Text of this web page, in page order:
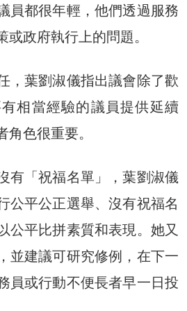
員都很年輕，他們透過服務
政府執行上的問題。
，葉劉淑儀指出議會除了歡
相當經驗的議員提供延續
色很重要。
有「祝福名單」，葉劉淑儀
公平公正選舉、沒有祝福名
公平比拼素質和表現。她又
並建議可研究修例，在下一
員或行動不便長者早一日投